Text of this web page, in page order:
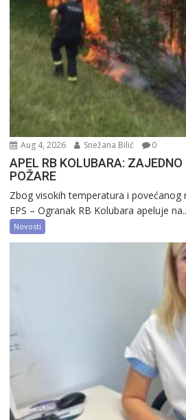
Aug 4, 2026 Snežana Bilić 0
APEL RB KOLUBARA:
POŽARE
Zbog visokih temperatura i povećanog
EPS – Ogranak RB Kolubara apeluje
Novosti